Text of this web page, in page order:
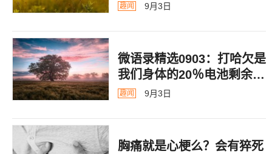
趣闻 9月3日
微语录精选0903：打哈欠是
我们身体的20％电池剩余警
告
趣闻 9月3日
胸痛就是心梗么？会有猝死